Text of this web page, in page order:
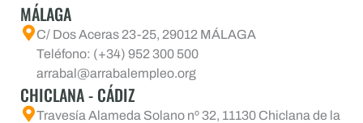
MÁLAGA
C/ Dos Aceras 23-25, 29012 MÁLAGA
Teléfono: (+34) 952 300 500
arrabal@arrabalempleo.org
CHICLANA - CÁDIZ
Travesía Alameda Solano nº 32, 11130 Chiclana de la